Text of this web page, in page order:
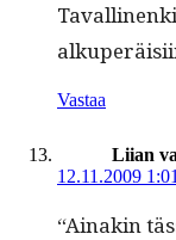
Vastaa
Liian
12.11.2009 1:01
“Ainakin